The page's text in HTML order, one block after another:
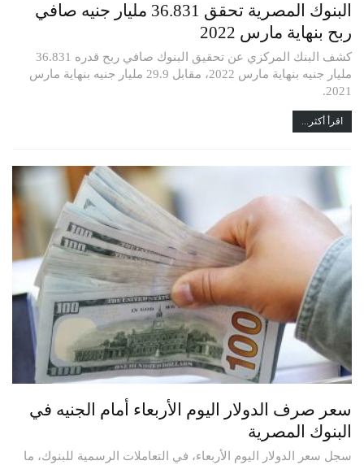
البنوك المصرية تحقق 36.831 مليار جنيه صافي
ربح بنهاية مارس 2022
كشف البنك المركزي عن تحقيق البنوك صافي ربح قدره 36.831
مليار جنيه بنهاية مارس 2022، مقابل 29.9 مليار جنيه بنهاية مارس
2021.
اقرأ أكثر...
سعر صرف الدولار اليوم الأربعاء أمام الجنيه في
البنوك المصرية
سجل سعر الدولار اليوم الأربعاء، في التعاملات الرسمية للبنوك، ما